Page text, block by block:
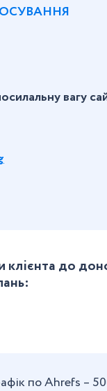
вагу
клієнта до
по Ahrefs –